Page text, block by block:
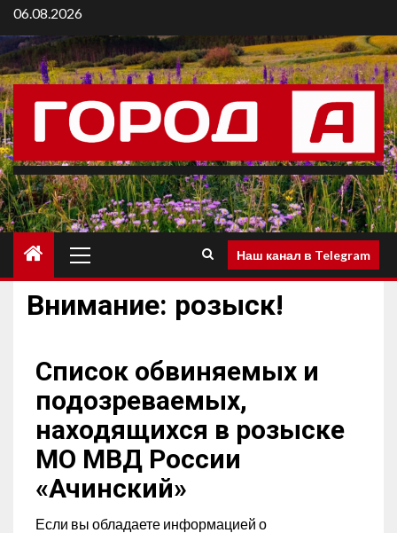
06.08.2026
Наш канал в Telegram
Внимание: розыск!
Список обвиняемых и
подозреваемых,
находящихся в розыске
МО МВД России
«Ачинский»
Если вы обладаете информацией о